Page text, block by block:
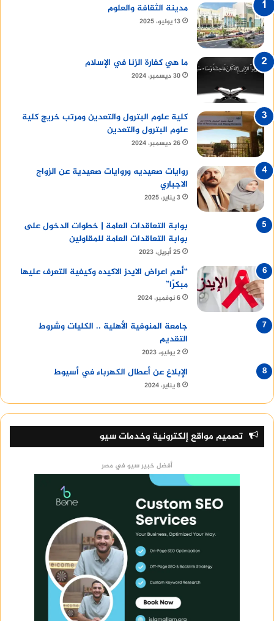
مدينة الثقافة والعلوم
13 يوليو، 2025
ما هي كفارة الزنا في الإسلام
30 ديسمبر، 2024
كلية علوم البترول والتعدين ومرتب خريج كلية
علوم البترول والتعدين
26 ديسمبر، 2024
روايات صعيديه وروايات صعيدية عن الزواج
الاجباري
3 يناير، 2025
بوابة التعاقدات العامة | خطوات الدخول على
بوابة التعاقدات العامة للمقاولين
25 أبريل، 2023
“أهم اعراض الايدز الاكيده وكيفية التعرف عليها
مبكرًا”
6 نوفمبر، 2024
جامعة المنوفية الأهلية .. الكليات وشروط
التقديم
2 يوليو، 2023
الإبلاغ عن أعطال الكهرباء في أسيوط
8 يناير، 2024
تصميم مواقع إلكترونية وخدمات سيو
أفضل خبير سيو في مصر